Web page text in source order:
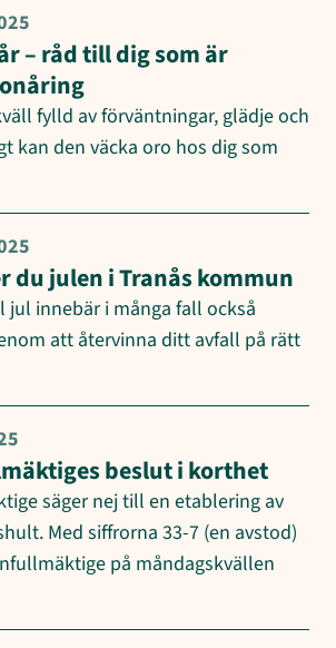
– råd till dig som är
fylld av förväntningar, glädje och
kan den väcka oro hos dig som
du julen i Tranås kommun
jul innebär i många fall också
att återvinna ditt avfall på rätt
beslut i korthet
säger nej till en etablering av
Med siffrorna 33-7 (en avstod)
på måndagskvällen